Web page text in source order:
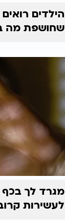
הילדים
שחושפת מה
מגרד לך בכף
לעשירות